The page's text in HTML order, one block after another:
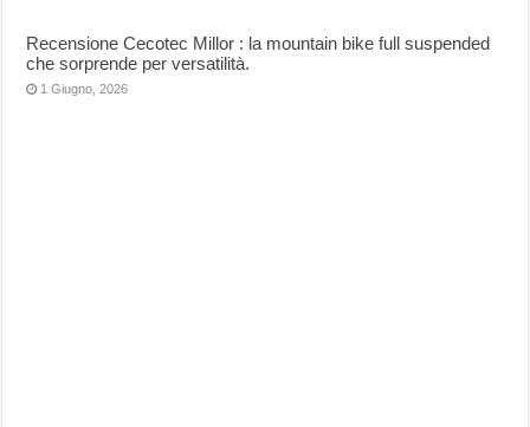
Recensione Cecotec Millor : la mountain bike full suspended
che sorprende per versatilità.
1 Giugno, 2026